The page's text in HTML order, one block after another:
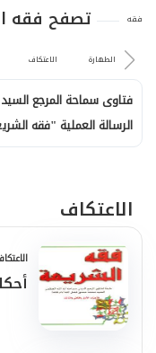
فقه تصفح فقه
الطهارة الاعتكاف
فتاوى سماحة المرجع
الرسالة العملية "فقه
الاعتكاف